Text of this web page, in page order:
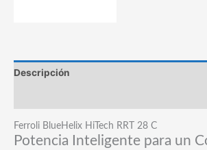
Descripción
Ferroli BlueHelix HiTech RRT 28 C
Potencia Inteligente para un